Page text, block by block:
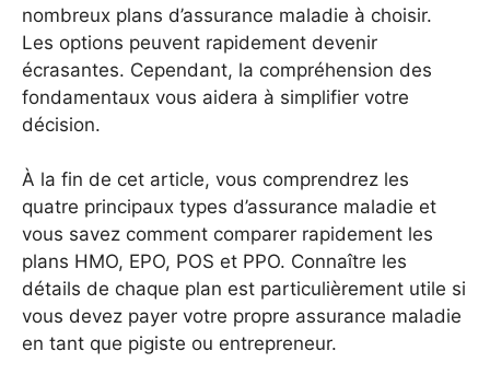
nombreux plans d’assurance maladie à choisir.
Les options peuvent rapidement devenir
écrasantes. Cependant, la compréhension des
fondamentaux vous aidera à simplifier votre
décision.
À la fin de cet article, vous comprendrez les
quatre principaux types d’assurance maladie et
vous savez comment comparer rapidement les
plans HMO, EPO, POS et PPO. Connaître les
détails de chaque plan est particulièrement utile si
vous devez payer votre propre assurance maladie
en tant que pigiste ou entrepreneur.